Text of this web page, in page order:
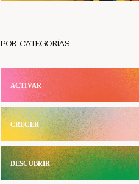
POR CATEGORÍAS
ACTIVAR
CRECER
DESCUBRIR